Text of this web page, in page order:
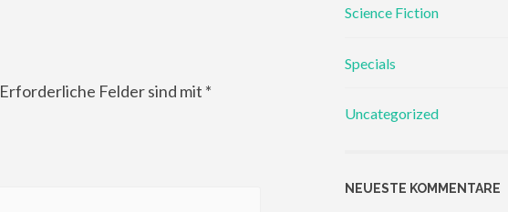
Erforderliche Felder sind mit *
Science Fiction
Specials
Uncategorized
NEUESTE KOMMENTARE